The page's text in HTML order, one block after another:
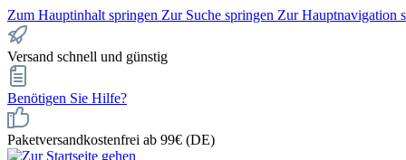
Zum Hauptinhalt springen Zur Suche springen Zur Hauptnavigation
Versand schnell und günstig
Benötigen Sie Hilfe?
Paketversandkostenfrei ab 99€ (DE)